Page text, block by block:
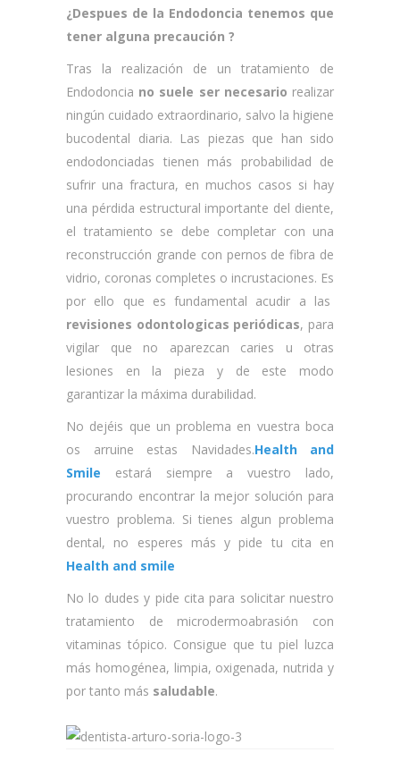
¿Despues de la Endodoncia tenemos que
tener alguna precaución ?
Tras la realización de un tratamiento de
Endodoncia no suele ser necesario realizar
ningún cuidado extraordinario, salvo la higiene
bucodental diaria. Las piezas que han sido
endodonciadas tienen más probabilidad de
sufrir una fractura, en muchos casos si hay
una pérdida estructural importante del diente,
el tratamiento se debe completar con una
reconstrucción grande con pernos de fibra de
vidrio, coronas completes o incrustaciones. Es
por ello que es fundamental acudir a las
revisiones odontologicas periódicas, para
vigilar que no aparezcan caries u otras
lesiones en la pieza y de este modo
garantizar la máxima durabilidad.
No dejéis que un problema en vuestra boca
os arruine estas Navidades.Health and
Smile estará siempre a vuestro lado,
procurando encontrar la mejor solución para
vuestro problema. Si tienes algun problema
dental, no esperes más y pide tu cita en
Health and smile
No lo dudes y pide cita para solicitar nuestro
tratamiento de microdermoabrasión con
vitaminas tópico. Consigue que tu piel luzca
más homogénea, limpia, oxigenada, nutrida y
por tanto más saludable.